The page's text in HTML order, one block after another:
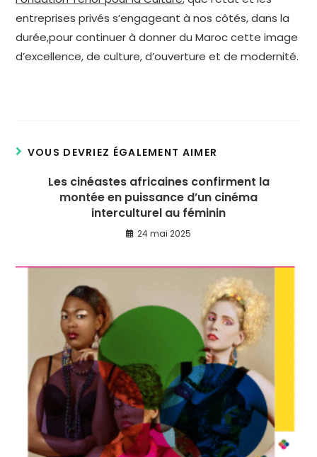
entreprises privés s’engageant à nos côtés, dans la
durée,pour continuer à donner du Maroc cette image
d’excellence, de culture, d’ouverture et de modernité.
VOUS DEVRIEZ ÉGALEMENT AIMER
Les cinéastes africaines confirment la
montée en puissance d’un cinéma
interculturel au féminin
24 mai 2025